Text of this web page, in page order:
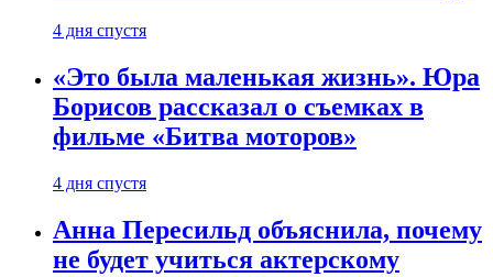
4 дня спустя
«Это была маленькая жизнь». Юра
Борисов рассказал о съемках в
фильме «Битва моторов»
4 дня спустя
Анна Пересильд объяснила, почему
не будет учиться актерскому